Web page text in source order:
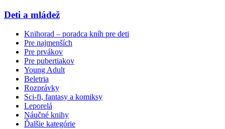
Deti a mládež
Knihorad – poradca kníh pre deti
Pre najmenších
Pre prvákov
Pre pubertiakov
Young Adult
Beletria
Rozprávky
Sci-fi, fantasy a komiksy
Leporelá
Náučné knihy
Ďalšie kategórie